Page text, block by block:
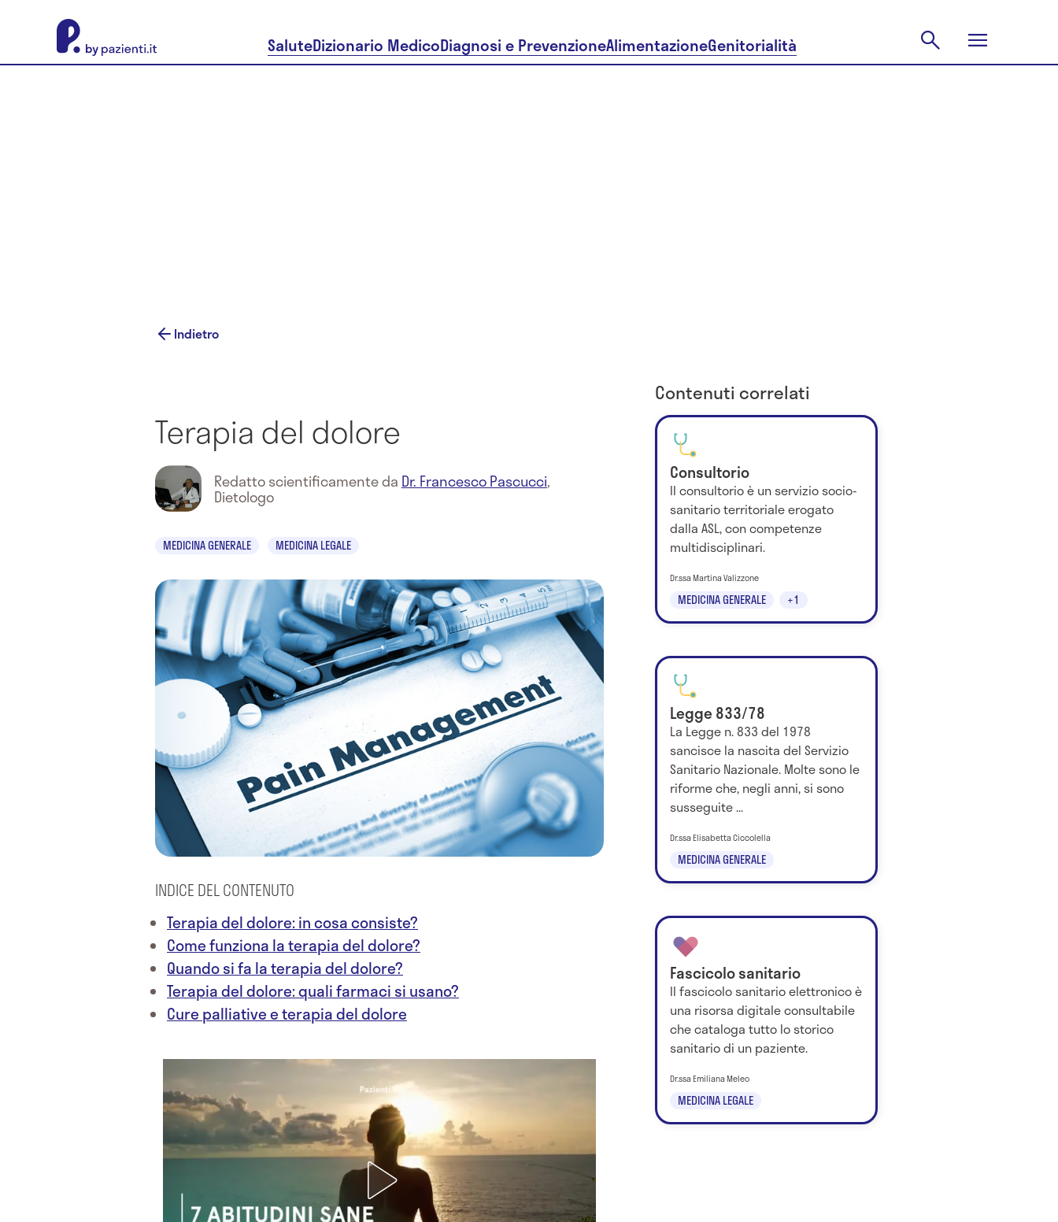
SaluteDizionario MedicoDiagnosi e PrevenzioneAlimentazioneGenitorialità
Indietro
Terapia del dolore
Redatto scientificamente da Dr. Francesco Pascucci,
Dietologo
MEDICINA GENERALE MEDICINA LEGALE
INDICE DEL CONTENUTO
Terapia del dolore: in cosa consiste?
Come funziona la terapia del dolore?
Quando si fa la terapia del dolore?
Terapia del dolore: quali farmaci si usano?
Cure palliative e terapia del dolore
Contenuti correlati
Consultorio
Il consultorio è un servizio socio-
sanitario territoriale erogato
dalla ASL, con competenze
multidisciplinari.
MEDICINA GENERALE +1
Dr.ssa Martina Valizzone
Legge 833/78
La Legge n. 833 del 1978
sancisce la nascita del Servizio
Sanitario Nazionale. Molte sono le
riforme che, negli anni, si sono
susseguite ...
MEDICINA GENERALE
Dr.ssa Elisabetta Ciccolella
Fascicolo sanitario
Il fascicolo sanitario elettronico è
una risorsa digitale consultabile
che cataloga tutto lo storico
sanitario di un paziente.
MEDICINA LEGALE
Dr.ssa Emiliana Meleo